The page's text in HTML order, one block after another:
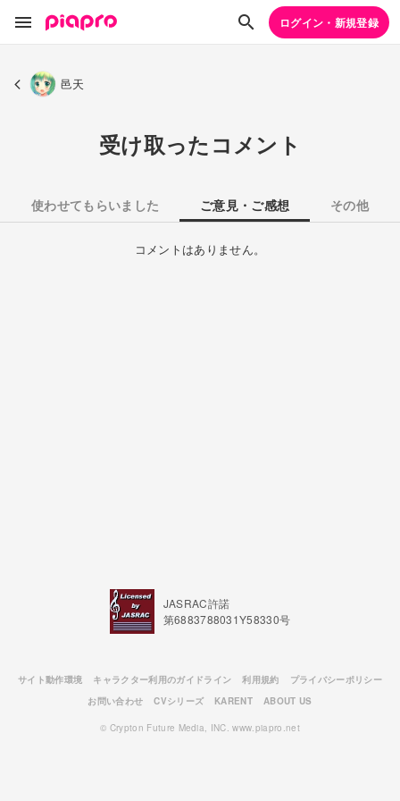
ログイン・新規登録
邑天
受け取ったコメント
使わせてもらいました ご意見・ご感想 その他
コメントはありません。
JASRAC許諾
第6883788031Y58330号
サイト動作環境 キャラクター利用のガイドライン 利用規約
プライバシーポリシー
お問い合わせ
CVシリーズ KARENT ABOUT US
© Crypton Future Media, INC. www.piapro.net